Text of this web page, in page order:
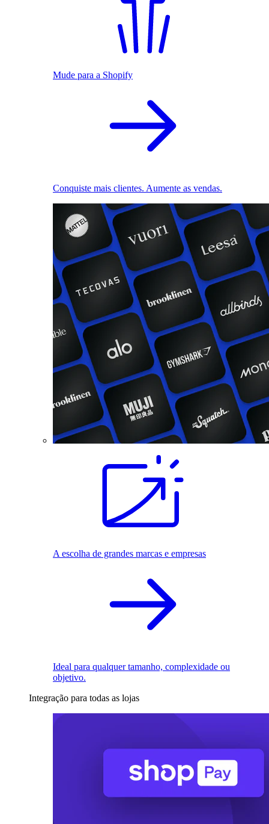
Mude para a Shopify
Conquiste mais clientes. Aumente as vendas.
A escolha de grandes marcas e empresas
Ideal para qualquer tamanho, complexidade ou
objetivo.
Integração para todas as lojas